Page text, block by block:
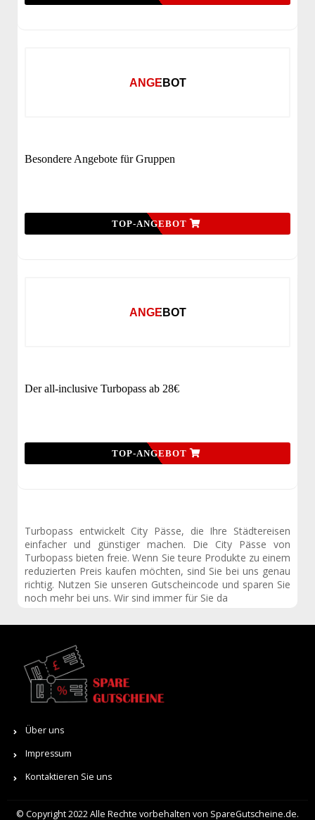
ANGEBOT
Besondere Angebote für Gruppen
TOP-ANGEBOT
ANGEBOT
Der all-inclusive Turbopass ab 28€
TOP-ANGEBOT
Turbopass entwickelt City Pässe, die Ihre Städtereisen
einfacher und günstiger machen. Die City Pässe von
Turbopass bieten freie. Wenn Sie teure Produkte zu einem
reduzierten Preis kaufen möchten, sind Sie bei uns genau
richtig. Nutzen Sie unseren Gutscheincode und sparen Sie
noch mehr bei uns. Wir sind immer für Sie da
Über uns
Impressum
Kontaktieren Sie uns
© Copyright 2022 Alle Rechte vorbehalten von SpareGutscheine.de.